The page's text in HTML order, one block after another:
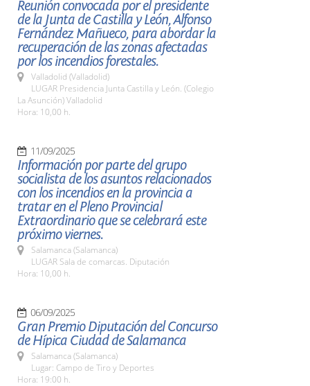
Reunión convocada por el presidente
de la Junta de Castilla y León, Alfonso
Fernández Mañueco, para abordar la
recuperación de las zonas afectadas
por los incendios forestales.
Valladolid (Valladolid)
LUGAR Presidencia Junta Castilla y León. (Colegio
La Asunción) Valladolid
Hora: 10,00 h.
11/09/2025
Información por parte del grupo
socialista de los asuntos relacionados
con los incendios en la provincia a
tratar en el Pleno Provincial
Extraordinario que se celebrará este
próximo viernes.
Salamanca (Salamanca)
LUGAR Sala de comarcas. Diputación
Hora: 10,00 h.
06/09/2025
Gran Premio Diputación del Concurso
de Hípica Ciudad de Salamanca
Salamanca (Salamanca)
Lugar: Campo de Tiro y Deportes
Hora: 19:00 h.